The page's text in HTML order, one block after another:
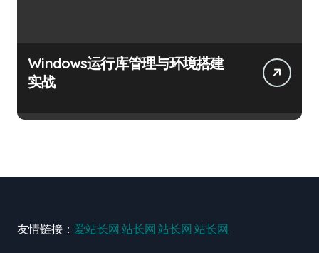
Windows运行库管理与环境搭建
实战
友情链接： 爱站长网 站长网 站长网 站长网